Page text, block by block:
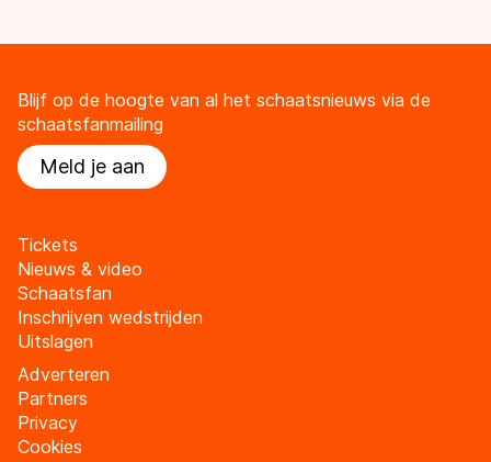
Blijf op de hoogte van al het schaatsnieuws via de
schaatsfanmailing
Meld je aan
Tickets
Nieuws & video
Schaatsfan
Inschrijven wedstrijden
Uitslagen
Adverteren
Partners
Privacy
Cookies